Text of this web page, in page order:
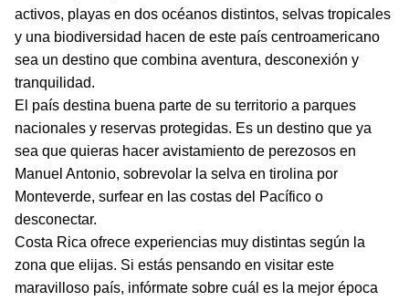
activos, playas en dos océanos distintos, selvas tropicales
y una biodiversidad hacen de este país centroamericano
sea un destino que combina aventura, desconexión y
tranquilidad.
El país destina buena parte de su territorio a parques
nacionales y reservas protegidas. Es un destino que ya
sea que quieras hacer avistamiento de perezosos en
Manuel Antonio, sobrevolar la selva en tirolina por
Monteverde, surfear en las costas del Pacífico o
desconectar.
Costa Rica ofrece experiencias muy distintas según la
zona que elijas. Si estás pensando en visitar este
maravilloso país, infórmate sobre cuál es la mejor época